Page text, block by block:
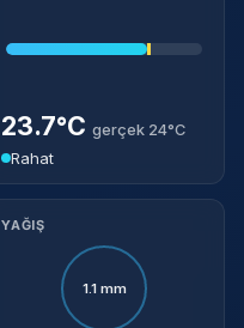
23.7°C gerçek 24°C
Rahat
YAĞIŞ
1.1 mm